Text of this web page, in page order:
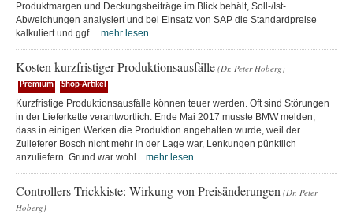
Produktmargen und Deckungsbeiträge im Blick behält, Soll-/Ist-
Abweichungen analysiert und bei Einsatz von SAP die Standardpreise
kalkuliert und ggf.... mehr lesen
Kosten kurzfristiger Produktionsausfälle (Dr. Peter Hoberg)
Premium Shop-Artikel
Kurzfristige Produktionsausfälle können teuer werden. Oft sind Störungen
in der Lieferkette verantwortlich. Ende Mai 2017 musste BMW melden,
dass in einigen Werken die Produktion angehalten wurde, weil der
Zulieferer Bosch nicht mehr in der Lage war, Lenkungen pünktlich
anzuliefern. Grund war wohl... mehr lesen
Controllers Trickkiste: Wirkung von Preisänderungen (Dr. Peter
Hoberg)